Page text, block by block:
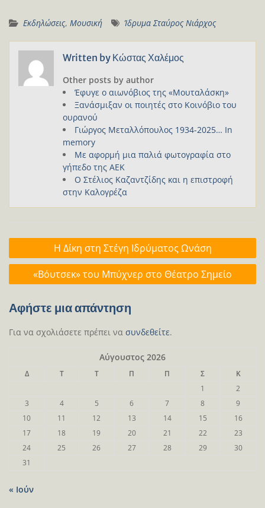
Εκδηλώσεις, Μουσική Ίδρυμα Σταύρος Νιάρχος
Written by Κώστας Χαλέμος
Other posts by author
Έφυγε ο αιωνόβιος της «Μουταλάσκη»
Ξανάσμιξαν οι ποιητές στο Κοινόβιο του
ουρανού
Γιώργος Μεταλλόπουλος 1934-2025… In
memory
Με αφορμή μια παλιά φωτογραφία στο
γήπεδο της ΑΕΚ
Ο Στέλιος Καζαντζίδης και η επιστροφή
στην Καλογρέζα
Πλοήγηση
άρθρων
Η Δίκη στη Στέγη Ιδρύματος Ωνάση
«Βόυτσεκ» του Μπύχνερ στο Θέατρο Σημείο
Αφήστε μια απάντηση
Για να σχολιάσετε πρέπει να συνδεθείτε.
Αύγουστος 2026
Δ Τ Τ Π Π Σ
Κ
1
2
3
4 5 6 7 8
9
10
11 12 13 14 15
16
17
18 19 20 21 22
23
24
25 26 27 28 29
30
31
« Ιούν